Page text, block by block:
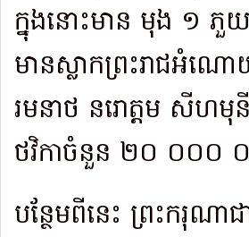
ក្នុងនោះមាន មុង ១
មានស្លាកព្រះរាជអំណោ
រមនាថ នរោត្តម សីហមុ
ថវិកាចំនួន ២០ ០០០
បន្ថែមពីនេះ ព្រះករុណ